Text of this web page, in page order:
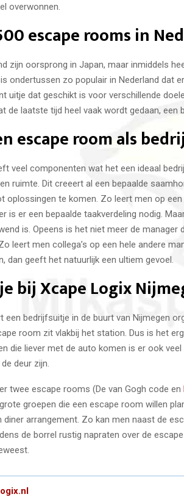
overwonnen.
escape rooms in
zijn oorsprong in Japan, maar inmiddels
ondertussen zo populair in Nederland dat
uitje dat geschikt is voor verschillende
de laatste tijd heel vaak wordt gedaan, een
escape room als
veel componenten wat het een ideaal
ruimte. Dit creeert al een bepaalde
oplossingen te komen. Zo leert men op
is er een bepaalde taakverdeling nodig.
is. Opeens is het niet meer de
leert men collega’s op een hele andere
dan geeft het natuurlijk een ultiem gevoel.
bij Xcape Logix
een bedrijfsuitje in de buurt van Nijmegen
room zit vlakbij het station. Dus is het
die liever met de auto komen is er ook
deur zijn.
twee escape rooms (De van Gogh code en
groepen die een escape room willen
arrangement. Zo kan men naast de
de borrel rustig napraten over de